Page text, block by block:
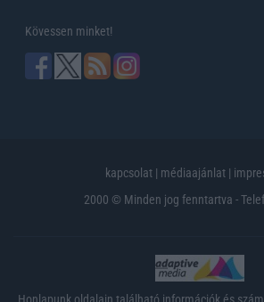
Kövessen minket!
kapcsolat | médiaajánlat |
2000 © Minden jog fenntartva -